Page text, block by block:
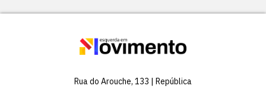
Rua do Arouche, 133 | República